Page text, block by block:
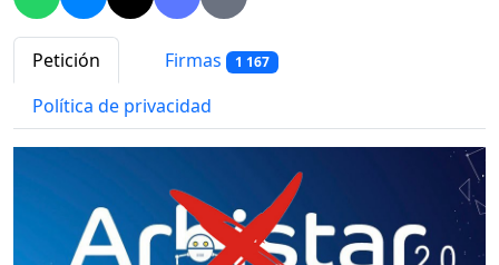
Petición Firmas 1 167
Política de privacidad